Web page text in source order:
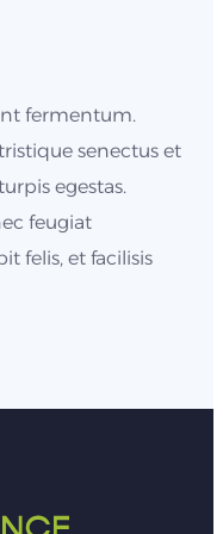
fermentum.
senectus et
egestas.
feugiat
felis, et facilisis
faucibus orci
curae;
Quisque